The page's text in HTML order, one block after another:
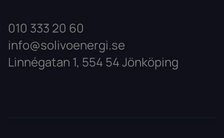
010 333 20 60
info@solivoenergi.se
Linnégatan 1, 554 54 Jönköping